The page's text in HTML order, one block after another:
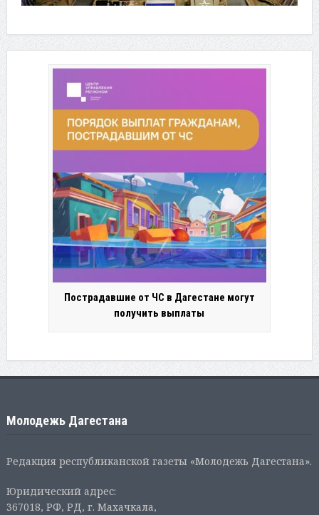
Пострадавшие от ЧС в Дагестане могут
получить выплаты
Молодежь Дагестана
Редакция республиканской газеты «Молодежь Дагестана».
Юридический адрес:
367018, РФ, РД, г. Махачкала,